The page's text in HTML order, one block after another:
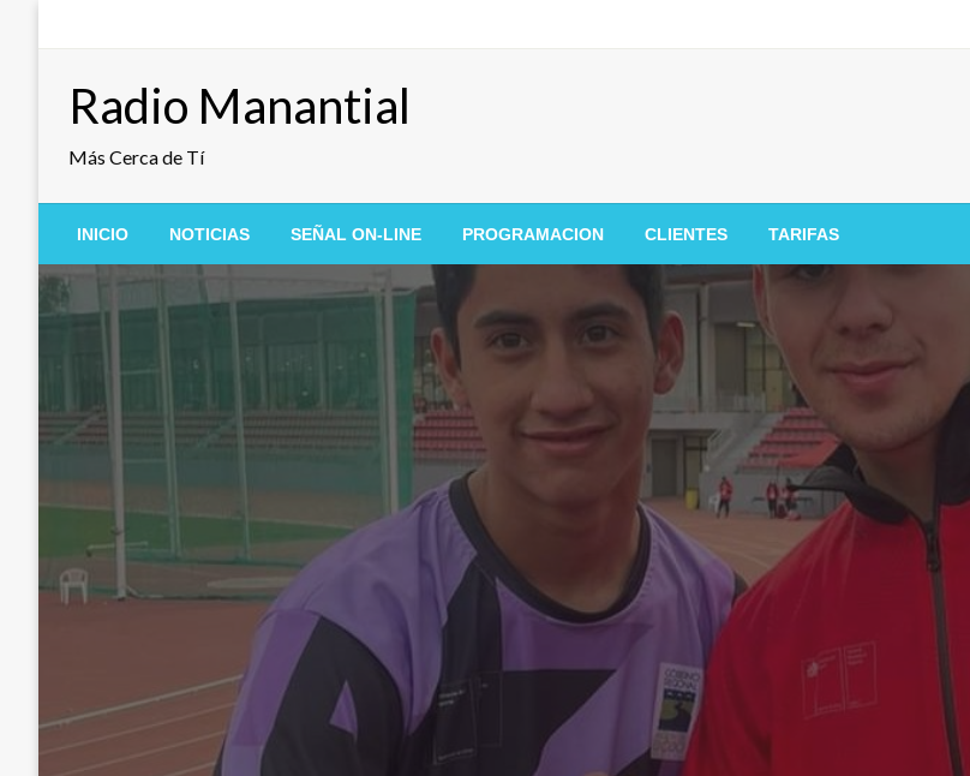
Radio Manantial
Más Cerca de Tí
INICIO NOTICIAS SEÑAL ON-LINE PROGRAMACION CLIENTES TARIFAS